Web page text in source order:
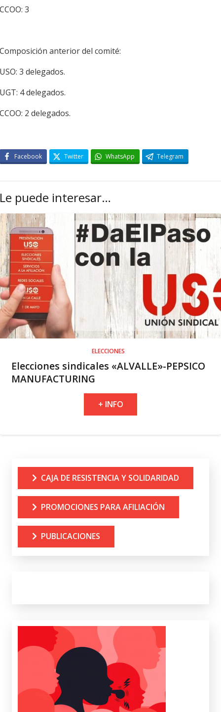
CCOO: 3
Composición anterior del comité:
USO: 3 delegados.
UGT: 4 delegados.
CCOO: 2 delegados.
Facebook Twitter WhatsApp Telegram
Le puede interesar…
ELECCIONES
Elecciones sindicales «ALVALLE»-PEPSICO
MANUFACTURING
+ INFO
CAJA DE RESISTENCIA Y SOLIDARIDAD
PROMOCIONES PARA AFILIACIÓN
PUBLICACIONES